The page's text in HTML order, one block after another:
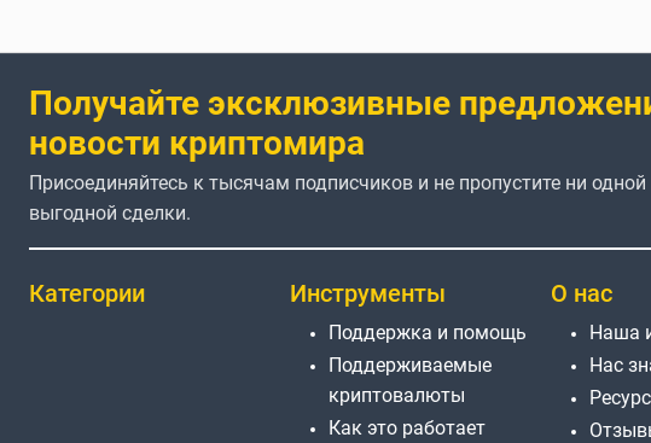
Получайте эксклюзивные
новости криптомира
Присоединяйтесь к тысячам подписчиков и не пропустите ни одной
выгодной сделки.
Категории Инструменты
Поддержка и помощь
Поддерживаемые
криптовалюты
Как это работает
О нас
Наша
Нас